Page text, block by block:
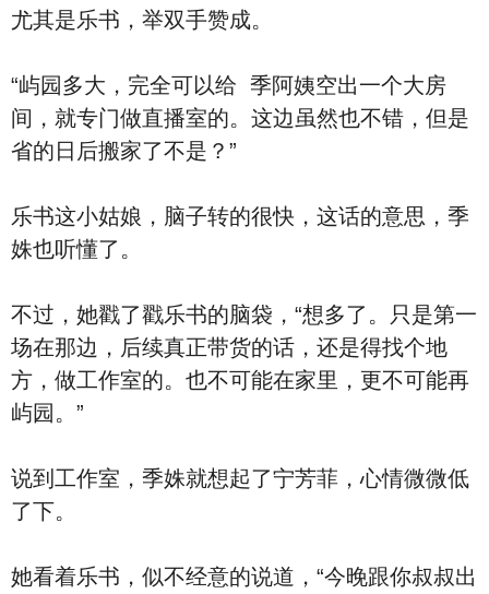
尤其是乐书，举双手赞成。
“屿园多大，完全可以给 季阿姨空出一个大房
间，就专门做直播室的。这边虽然也不错，但是
省的日后搬家了不是？”
乐书这小姑娘，脑子转的很快，这话的意思，季
姝也听懂了。
不过，她戳了戳乐书的脑袋，“想多了。只是第一
场在那边，后续真正带货的话，还是得找个地
方，做工作室的。也不可能在家里，更不可能再
屿园。”
说到工作室，季姝就想起了宁芳菲，心情微微低
了下。
她看着乐书，似不经意的说道，“今晚跟你叔叔出